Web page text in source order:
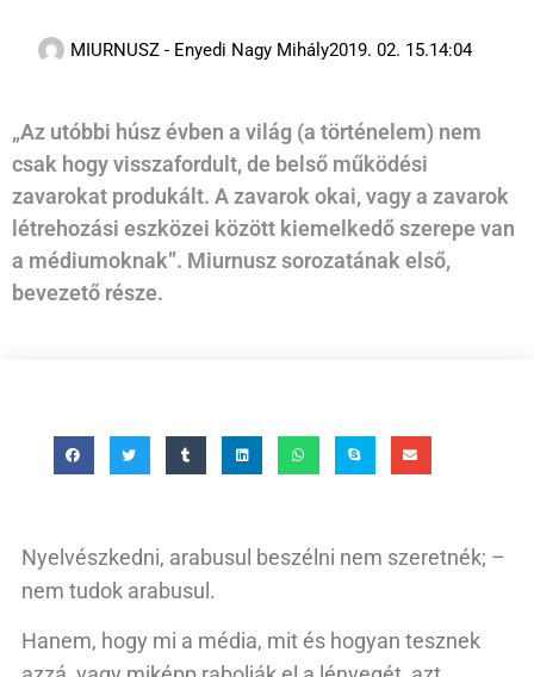
MIURNUSZ - Enyedi Nagy Mihály2019. 02. 15.14:04
„Az utóbbi húsz évben a világ (a történelem) nem
csak hogy visszafordult, de belső működési
zavarokat produkált. A zavarok okai, vagy a zavarok
létrehozási eszközei között kiemelkedő szerepe van
a médiumoknak”. Miurnusz sorozatának első,
bevezető része.
Nyelvészkedni, arabusul beszélni nem szeretnék; –
nem tudok arabusul.
Hanem, hogy mi a média, mit és hogyan tesznek